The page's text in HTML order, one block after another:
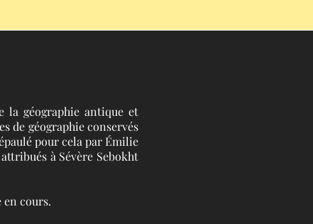
la géographie antique et
de géographie conservés
pour cela par Émilie
à Sévère Sebokht
cours.